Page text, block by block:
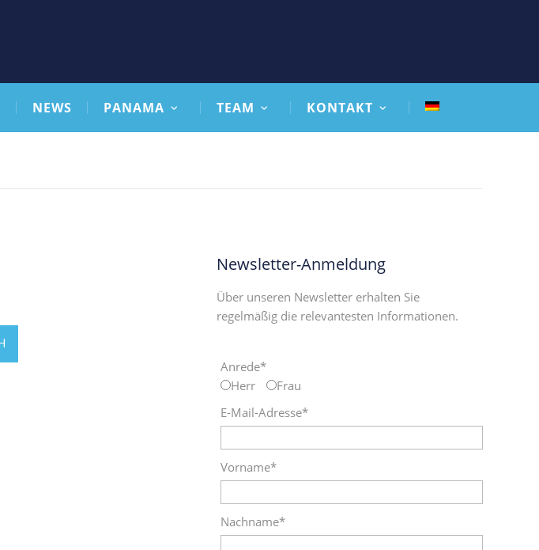
NEWS PANAMA TEAM KONTAKT
Newsletter-Anmeldung
Über unseren Newsletter erhalten Sie
regelmäßig die relevantesten Informationen.
Anrede*
Herr
Frau
E-Mail-Adresse*
Vorname*
Nachname*